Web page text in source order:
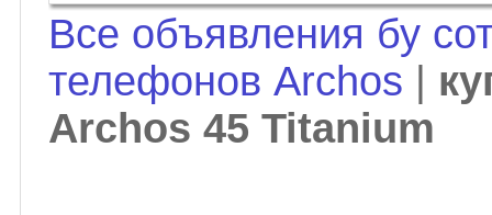
Все объявления бу
телефонов Archos
Archos 45 Titanium